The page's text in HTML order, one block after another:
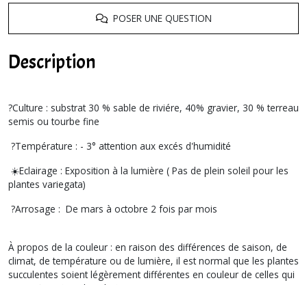
POSER UNE QUESTION
Description
?Culture : substrat 30 % sable de riviére, 40% gravier, 30 % terreau
semis ou tourbe fine
?Température : - 3° attention aux excés d'humidité
☀️Eclairage : Exposition à la lumière ( Pas de plein soleil pour les
plantes variegata)
?Arrosage : De mars à octobre 2 fois par mois
À propos de la couleur : en raison des différences de saison, de
climat, de température ou de lumière, il est normal que les plantes
succulentes soient légèrement différentes en couleur de celles qui